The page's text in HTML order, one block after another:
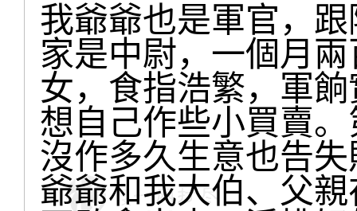
我爺爺也是軍官，
家是中尉，一個月
女，食指浩繁，軍
想自己作些小買賣
沒作多久生意也告
爺爺和我大伯、父